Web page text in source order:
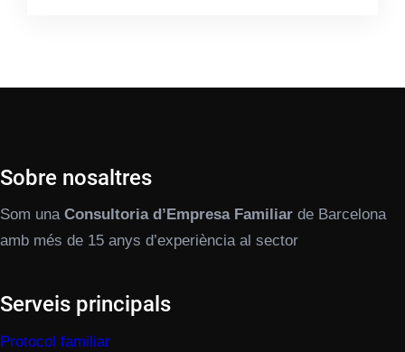
Sobre nosaltres
Som una Consultoria d’Empresa Familiar de Barcelona
amb més de 15 anys d’experiència al sector
Serveis principals
Protocol familiar